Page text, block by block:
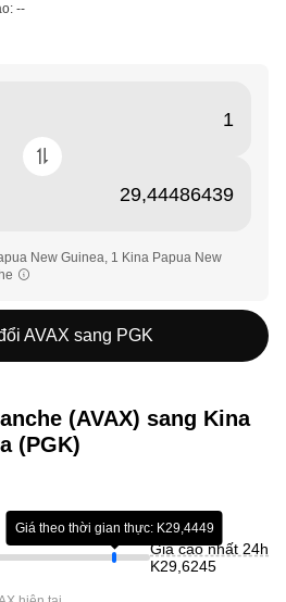
--
New Guinea, 1 Kina Papua New
AVAX sang PGK
(AVAX) sang Kina
(PGK)
Giá theo thời gian thực: K29,4449
Giá cao nhất 24h
K29,6245